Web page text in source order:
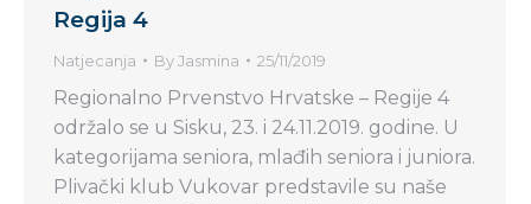
Regija 4
Natjecanja ByJasmina 25/11/2019
Regionalno Prvenstvo Hrvatske – Regije 4
održalo se u Sisku, 23. i 24.11.2019. godine. U
kategorijama seniora, mlađih seniora i juniora.
Plivački klub Vukovar predstavile su naše